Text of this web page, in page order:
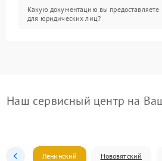
Какую документацию вы предоставляете
для юридических лиц?
Наш сервисный центр на
Ленинский Нововятский